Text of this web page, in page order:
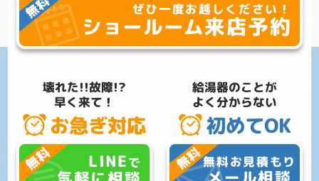
壊れた!!故障!?
早く来て！
お急ぎ対応
LINEで
給湯器のことが
よく分からない
初めてOK
無料お見積もり
ぜひ一度お越しください！
ショールーム来店予約